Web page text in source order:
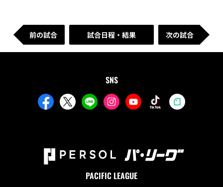
前の試合 試合日程・結果 次の試合
SNS
PACIFIC LEAGUE